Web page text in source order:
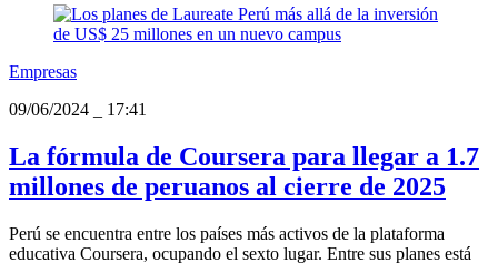
Empresas
09/06/2024
17:41
La fórmula de Coursera para llegar a 1.7
millones de peruanos al cierre de 2025
Perú se encuentra entre los países más activos de la plataforma
educativa Coursera, ocupando el sexto lugar. Entre sus planes está